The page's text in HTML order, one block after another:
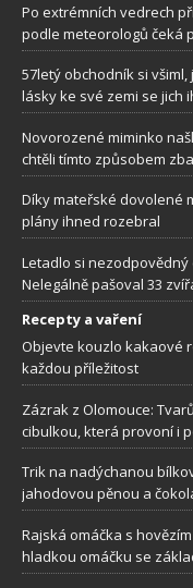
Po extrémních vedrech
podle meteorologů čeká
57letý obchodník si
lásky ke své zemi se jich
Novorozené miminko
chtěli tímto způsobem
Díky mateřské dovolené
plány ihned rozebral
Letadlo si
Nelegálně pašoval 33
Recepty a vaření
Objevte kouzlo kakaové
každou příležitost
Zázrak z Olomouce:
cibulkou, která provoní i
Trik na nadýchanou
jahodovou pěnou a
Rajská omáčka s
hladkou omáčku se